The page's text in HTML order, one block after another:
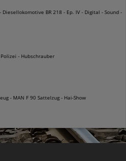
Diesellokomotive BR 218 - Ep. IV - Digital - Sound -
- Hubschrauber
- MAN F 90 Sattelzug - Hai-Show